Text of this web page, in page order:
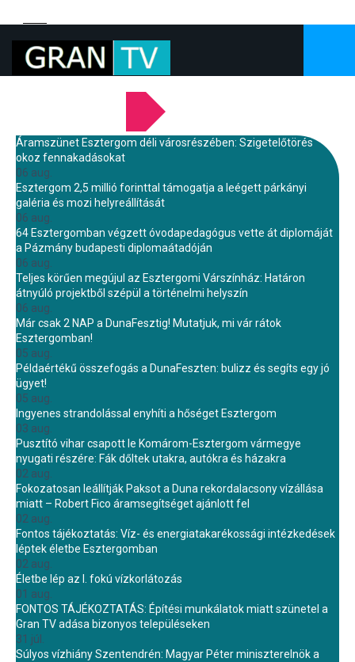
Áramszünet Esztergom déli városrészében: Szigetelőtörés
okoz fennakadásokat
06 aug.
Esztergom 2,5 millió forinttal támogatja a leégett párkányi
galéria és mozi helyreállítását
06 aug.
64 Esztergomban végzett óvodapedagógus vette át diplomáját
a Pázmány budapesti diplomaátadóján
06 aug.
Teljes körűen megújul az Esztergomi Várszínház: Határon
átnyúló projektből szépül a történelmi helyszín
06 aug.
Már csak 2 NAP a DunaFesztig! Mutatjuk, mi vár rátok
Esztergomban!
05 aug.
Példaértékű összefogás a DunaFeszten: bulizz és segíts egy jó
ügyet!
05 aug.
Ingyenes strandolással enyhíti a hőséget Esztergom
03 aug.
Pusztító vihar csapott le Komárom-Esztergom vármegye
nyugati részére: Fák dőltek utakra, autókra és házakra
02 aug.
Fokozatosan leállítják Paksot a Duna rekordalacsony vízállása
miatt – Robert Fico áramsegítséget ajánlott fel
02 aug.
Fontos tájékoztatás: Víz- és energiatakarékossági intézkedések
léptek életbe Esztergomban
02 aug.
Életbe lép az I. fokú vízkorlátozás
01 aug.
FONTOS TÁJÉKOZTATÁS: Építési munkálatok miatt szünetel a
Gran TV adása bizonyos településeken
31 júl.
Súlyos vízhiány Szentendrén: Magyar Péter miniszterelnök a